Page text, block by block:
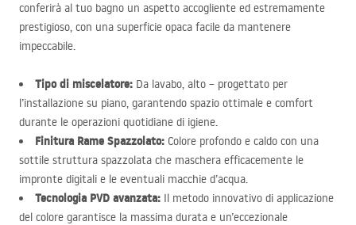
conferirà al tuo bagno un aspetto accogliente ed estremamente
prestigioso, con una superficie opaca facile da mantenere
impeccabile.
Tipo di miscelatore: Da lavabo, alto – progettato per
l’installazione su piano, garantendo spazio ottimale e comfort
durante le operazioni quotidiane di igiene.
Finitura Rame Spazzolato: Colore profondo e caldo con una
sottile struttura spazzolata che maschera efficacemente le
impronte digitali e le eventuali macchie d’acqua.
Tecnologia PVD avanzata: Il metodo innovativo di applicazione
del colore garantisce la massima durata e un’eccezionale